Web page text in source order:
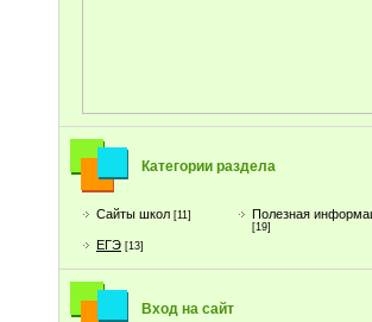
Категории раздела
Сайты школ [11] Полезная
[19]
ЕГЭ [13]
Вход на сайт